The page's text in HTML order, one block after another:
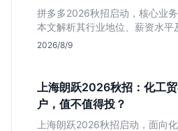
拼多多2026秋招启动，核心业务
本文解析其行业地位、薪资水平
略，助你判断是否适合这种高强
2026/8/9
上海朗跃2026秋招：化工
户，值不值得投？
上海朗跃2026秋招启动，面向